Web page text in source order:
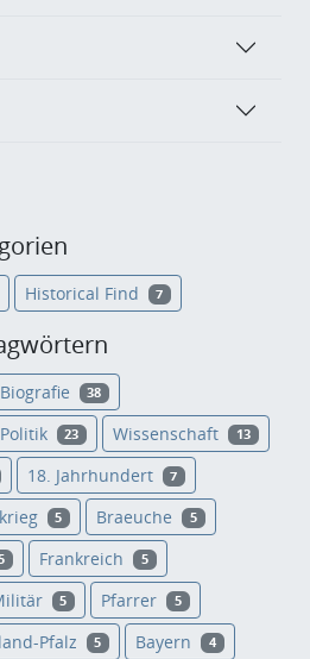
Historical Find 7
Biografie 38
Politik 23 Wissenschaft 13
18. Jahrhundert 7
5 Braeuche 5
Frankreich 5
5 Pfarrer 5
Pfalz 5 Bayern 4